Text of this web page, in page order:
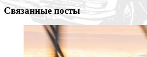
Связанные посты